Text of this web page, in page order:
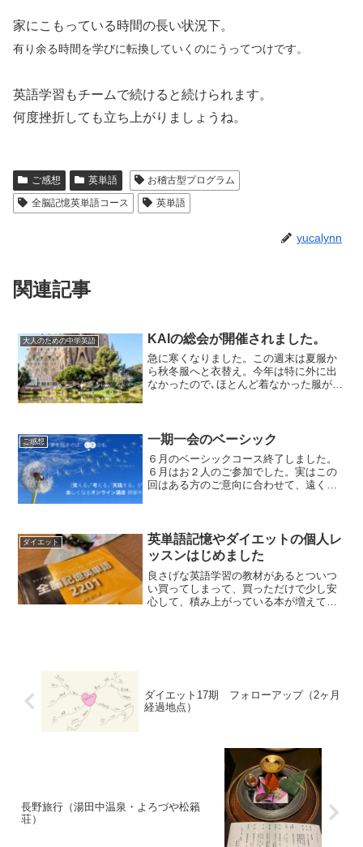
家にこもっている時間の長い状況下。
有り余る時間を学びに転換していくのにうってつけです。
英語学習もチームで続けると続けられます。
何度挫折しても立ち上がりましょうね。
ご感想 英単語
お稽古型プログラム
全脳記憶英単語コース
英単語
yucalynn
関連記事
大人のための中学英語 KAIの総会が開催されました。
急に寒くなりました。この週末は夏服か
ら秋冬服へと衣替え。今年は特に外に出
なかったので､ほとんど着なかった服が多
会でした。英語学習...
ご感想 一期一会のベーシック
６月のベーシックコース終了しました。
６月はお２人のご参加でした。実はこの
回はある方のご意向に合わせて、遠く海
さり、その方のお嬢さん...
ダイエット
英単語記憶やダイエットの個人レ
ッスンはじめました
良さげな英語学習の教材があるとついつ
い買ってしまって、買っただけで少し安
心して、積み上がっている本が増えてい
ダイエット17期 フォローアップ（2ヶ月
経過地点）
長野旅行（湯田中温泉・よろづや松籟
荘）